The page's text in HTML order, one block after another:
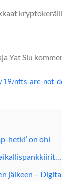
Yat Siu
nfts-are-not-
hetki’ on ohi
jälkeen –